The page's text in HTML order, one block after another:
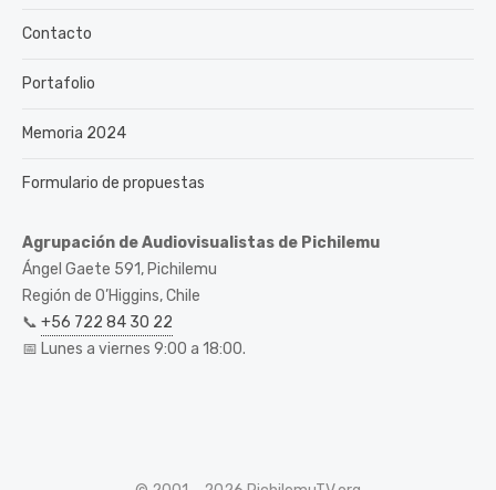
Contacto
Portafolio
Memoria 2024
Formulario de propuestas
Agrupación de Audiovisualistas de Pichilemu
Ángel Gaete 591, Pichilemu
Región de O’Higgins, Chile
📞 +56 722 84 30 22
📅 Lunes a viernes 9:00 a 18:00.